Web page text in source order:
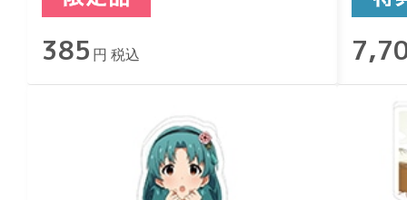
385 円 税込